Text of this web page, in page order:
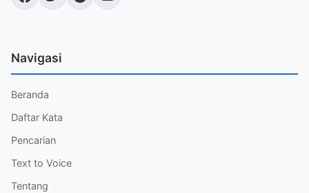
Navigasi
Beranda
Daftar Kata
Pencarian
Text to Voice
Tentang